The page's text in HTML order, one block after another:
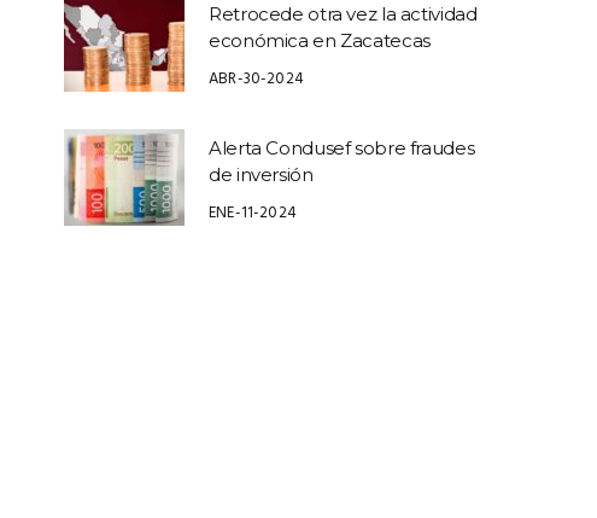
Retrocede otra vez la actividad
económica en Zacatecas
ABR-30-2024
Alerta Condusef sobre fraudes
de inversión
ENE-11-2024